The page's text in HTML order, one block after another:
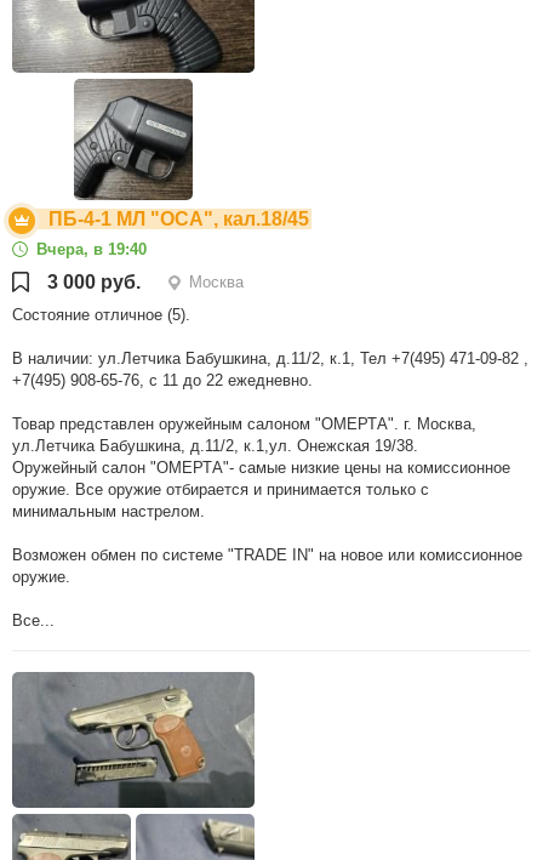
ПБ-4-1 МЛ "ОСА", кал.18/45
Вчера, в 19:40
3 000 руб.
Москва
Состояние отличное (5).
В наличии: ул.Летчика Бабушкина, д.11/2, к.1, Тел +7(495) 471-09-82 ,
+7(495) 908-65-76, с 11 до 22 ежедневно.
Товар представлен оружейным салоном "ОМЕРТА". г. Москва,
ул.Летчика Бабушкина, д.11/2, к.1,ул. Онежская 19/38.
Оружейный салон "ОМЕРТА"- самые низкие цены на комиссионное
оружие. Все оружие отбирается и принимается только с
минимальным настрелом.
Возможен обмен по системе "TRADE IN" на новое или комиссионное
оружие.
Все...